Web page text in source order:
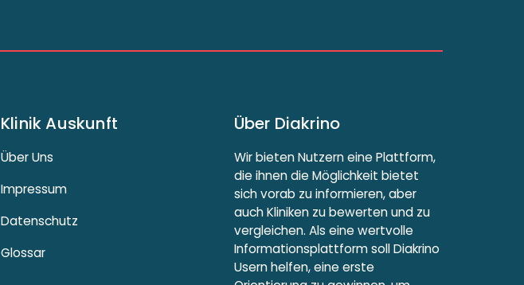
Klinik Auskunft
Über Uns
Impressum
Datenschutz
Glossar
Über Diakrino
Wir bieten Nutzern eine Plattform,
die ihnen die Möglichkeit bietet
sich vorab zu informieren, aber
auch Kliniken zu bewerten und zu
vergleichen. Als eine wertvolle
Informationsplattform soll Diakrino
Usern helfen, eine erste